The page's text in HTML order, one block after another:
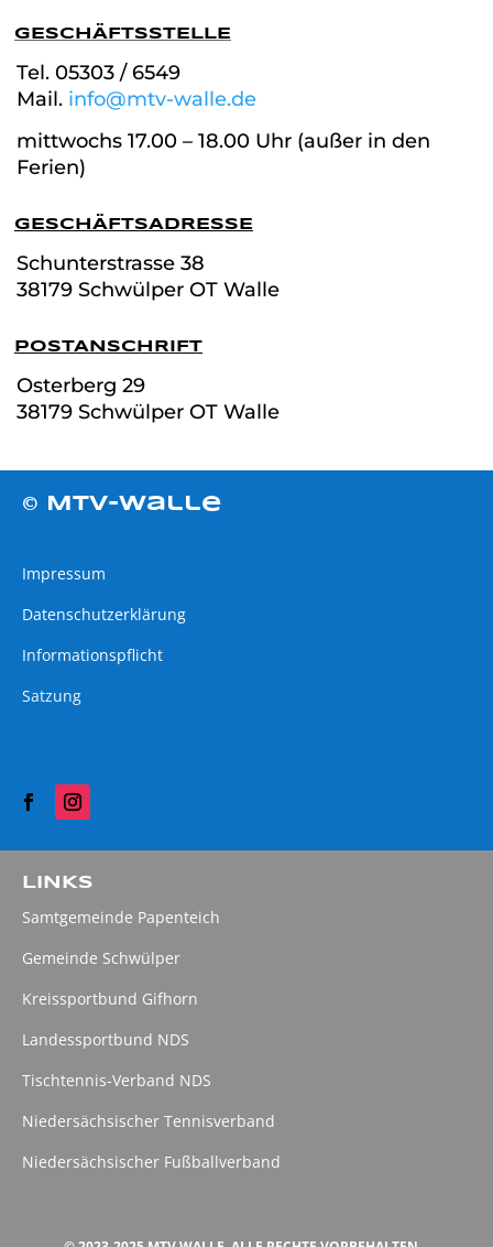
GESCHÄFTSSTELLE
Tel. 05303 / 6549
Mail. info@mtv-walle.de
mittwochs 17.00 – 18.00 Uhr (außer in den
Ferien)
GESCHÄFTSADRESSE
Schunterstrasse 38
38179 Schwülper OT Walle
POSTANSCHRIFT
Osterberg 29
38179 Schwülper OT Walle
© MTV-Walle
Impressum
Datenschutzerklärung
Informationspflicht
Satzung
LINKS
Samtgemeinde Papenteich
Gemeinde Schwülper
Kreissportbund Gifhorn
Landessportbund NDS
Tischtennis-Verband NDS
Niedersächsischer Tennisverband
Niedersächsischer Fußballverband